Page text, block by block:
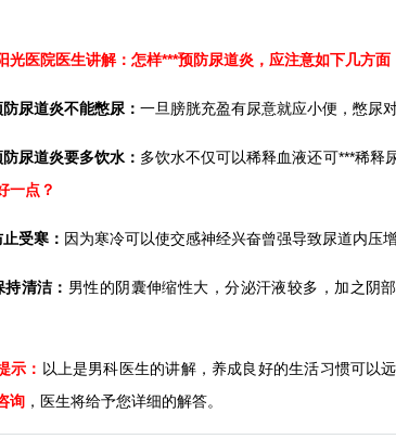
光医院医生讲解：怎样***预防尿道炎，应注意如下几方面
道炎不能憋尿： 一旦膀胱充盈有尿意就应小便，憋尿
道炎要多饮水： 多饮水不仅可以稀释血液还可***稀释
一点？
受寒： 因为寒冷可以使交感神经兴奋曾强导致尿道内压
清洁： 男性的阴囊伸缩性大，分泌汗液较多，加之阴
示： 以上是男科医生的讲解，养成良好的生活习惯可以
询 ，医生将给予您详细的解答。